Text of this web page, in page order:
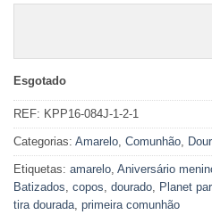
Esgotado
REF: KPP16-084J-1-2-1
Categorias: Amarelo Comunhão
Etiquetas: amarelo Aniversário
Batizados copos dourado Planet
tira dourada primeira comunhão